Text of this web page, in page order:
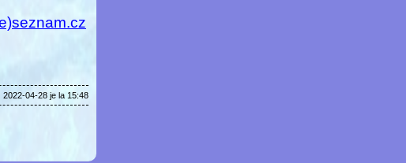
2022-04-28 je la 15:48